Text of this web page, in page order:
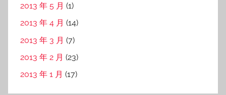
2013 年 5 月 (1)
2013 年 4 月 (14)
2013 年 3 月 (7)
2013 年 2 月 (23)
2013 年 1 月 (17)